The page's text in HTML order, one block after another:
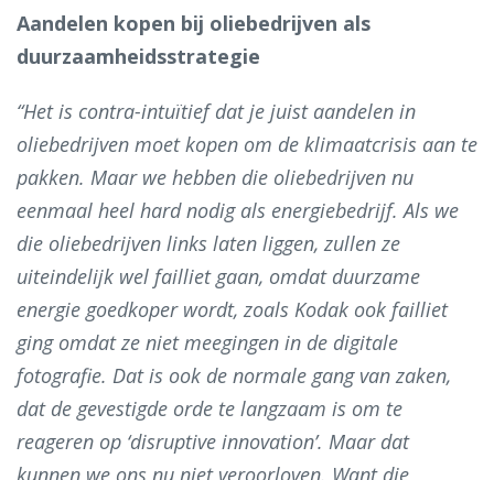
Aandelen kopen bij oliebedrijven als
duurzaamheidsstrategie
“Het is contra-intuïtief dat je juist aandelen in
oliebedrijven moet kopen om de klimaatcrisis aan te
pakken. Maar we hebben die oliebedrijven nu
eenmaal heel hard nodig als energiebedrijf. Als we
die oliebedrijven links laten liggen, zullen ze
uiteindelijk wel failliet gaan, omdat duurzame
energie goedkoper wordt, zoals Kodak ook failliet
ging omdat ze niet meegingen in de digitale
fotografie. Dat is ook de normale gang van zaken,
dat de gevestigde orde te langzaam is om te
reageren op ‘disruptive innovation’. Maar dat
kunnen we ons nu niet veroorloven. Want die